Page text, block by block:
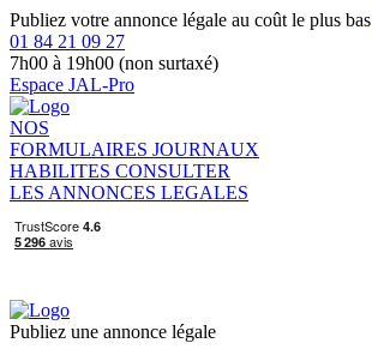
Publiez votre annonce légale au coût le plus bas
01 84 21 09 27
7h00 à 19h00 (non surtaxé)
Espace JAL-Pro
NOS
FORMULAIRES JOURNAUX
HABILITES CONSULTER
LES ANNONCES LEGALES
Publiez une annonce légale